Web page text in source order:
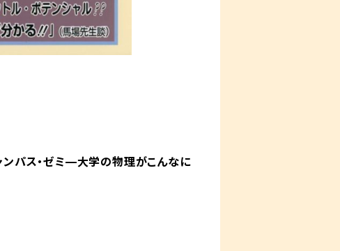
パス・ゼミ—大学の物理がこんなに